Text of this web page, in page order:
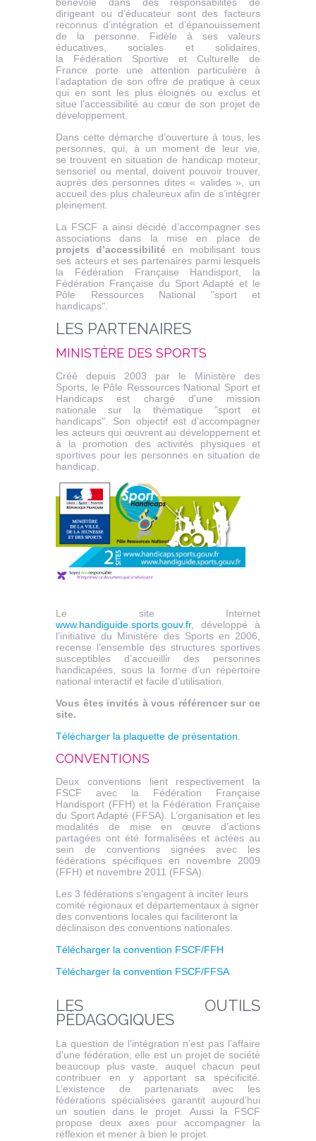
bénévole dans des responsabilités de
dirigeant ou d’éducateur sont des facteurs
reconnus d’intégration et d’épanouissement
de la personne. Fidèle à ses valeurs
éducatives, sociales et solidaires,
la Fédération Sportive et Culturelle de
France porte une attention particulière à
l’adaptation de son offre de pratique à ceux
qui en sont les plus éloignés ou exclus et
situe l’accessibilité au cœur de son projet de
développement.
Dans cette démarche d’ouverture à tous, les
personnes, qui, à un moment de leur vie,
se trouvent en situation de handicap moteur,
sensoriel ou mental, doivent pouvoir trouver,
auprès des personnes dites « valides », un
accueil des plus chaleureux afin de s’intégrer
pleinement.
La FSCF a ainsi décidé d’accompagner ses
associations dans la mise en place de
projets d’accessibilité en mobilisant tous
ses acteurs et ses partenaires parmi lesquels
la Fédération Française Handisport, la
Fédération Française du Sport Adapté et le
Pôle Ressources National "sport et
handicaps".
LES PARTENAIRES
MINISTÈRE DES SPORTS
Créé depuis 2003 par le Ministère des
Sports, le Pôle Ressources National Sport et
Handicaps est chargé d'une mission
nationale sur la thématique "sport et
handicaps". Son objectif est d’accompagner
les acteurs qui œuvrent au développement et
à la promotion des activités physiques et
sportives pour les personnes en situation de
handicap.
Le site Internet
www.handiguide.sports.gouv.fr, développé à
l’initiative du Ministère des Sports en 2006,
recense l’ensemble des structures sportives
susceptibles d’accueillir des personnes
handicapées, sous la forme d’un répertoire
national interactif et facile d’utilisation.
Vous êtes invités à vous référencer sur ce
site.
Télécharger la plaquette de présentation.
CONVENTIONS
Deux conventions lient respectivement la
FSCF avec la Fédération Française
Handisport (FFH) et la Fédération Française
du Sport Adapté (FFSA). L’organisation et les
modalités de mise en œuvre d’actions
partagées ont été formalisées et actées au
sein de conventions signées avec les
fédérations spécifiques en novembre 2009
(FFH) et novembre 2011 (FFSA).
Les 3 fédérations s‘engagent à inciter leurs
comité régionaux et départementaux à signer
des conventions locales qui faciliteront la
déclinaison des conventions nationales.
Télécharger la convention FSCF/FFH
Télécharger la convention FSCF/FFSA
LES OUTILS
PÉDAGOGIQUES
La question de l’intégration n’est pas l’affaire
d’une fédération, elle est un projet de société
beaucoup plus vaste, auquel chacun peut
contribuer en y apportant sa spécificité.
L’existence de partenariats avec les
fédérations spécialisées garantit aujourd’hui
un soutien dans le projet. Aussi la FSCF
propose deux axes pour accompagner la
réflexion et mener à bien le projet.